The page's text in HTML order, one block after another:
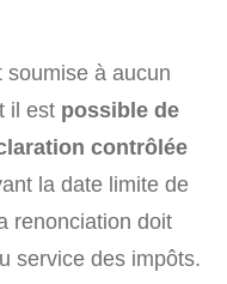
soumise à aucun
il est possible de
contrôlée
la date limite de
renonciation doit
service des impôts.